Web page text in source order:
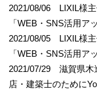
2021/08/06 LIXIL様
「WEB・SNS活用ア
2021/08/05 LIXIL様
「WEB・SNS活用ア
2021/07/29 滋賀県木
店・建築士のために